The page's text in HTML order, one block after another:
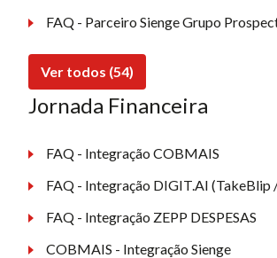
FAQ - Parceiro Sienge Grupo
Ver todos (54)
Jornada Financeira
FAQ - Integração COBMAIS
FAQ - Integração DIGIT.AI
FAQ - Integração ZEPP DESPESAS
COBMAIS - Integração Sienge